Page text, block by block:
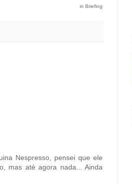
in Briefing
Nespresso, pensei que ele
mas até agora nada... Ainda